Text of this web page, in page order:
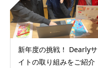
新年度の挑戦！ Dearlyサ
イトの取り組みをご紹介